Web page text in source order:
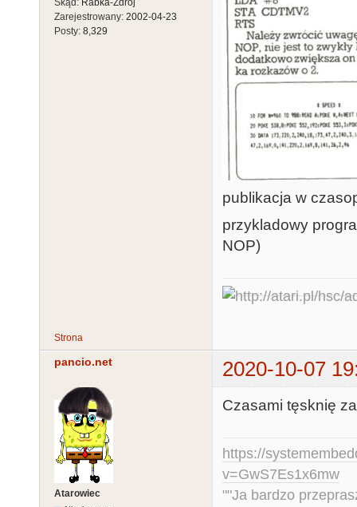
Skąd: Rabka-Zdrój
Zarejestrowany: 2002-04-23
Posty: 8,329
publikacja w
przykladowy
NOP)
Strona
pancio.net 2020-10-07
Atarowiec
Czasami tęsknię
https://
v=GwS7Es1x6mw
""Ja bardzo